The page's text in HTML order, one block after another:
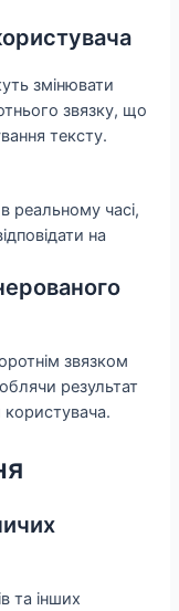
змінювати
звязку, що
тексту.
реальному часі,
на
звязком
результат
користувача.
та інших